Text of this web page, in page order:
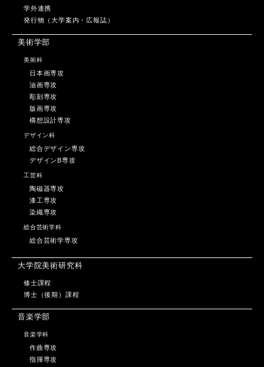
学外連携
発行物（大学案内・広報誌）
美術学部
美術科
日本画専攻
油画専攻
彫刻専攻
版画専攻
構想設計専攻
デザイン科
総合デザイン専攻
デザインB専攻
工芸科
陶磁器専攻
漆工専攻
染織専攻
総合芸術学科
総合芸術学専攻
大学院美術研究科
修士課程
博士（後期）課程
音楽学部
音楽学科
作曲専攻
指揮専攻